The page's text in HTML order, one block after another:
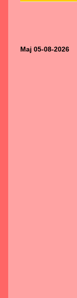
Maj 05-08-2026